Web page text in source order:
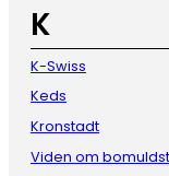
K
K-Swiss
Keds
Kronstadt
Viden om